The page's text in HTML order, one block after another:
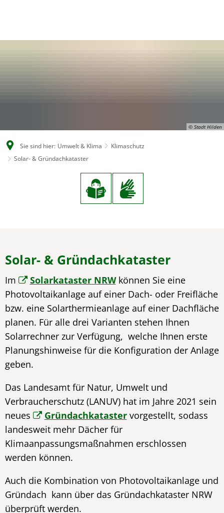
CS
© Stadt Hilden
Sie sind hier: Umwelt & Klima
Klimaschutz
Solar- & Gründachkataster
Solar- & Gründachkataster
Im Solarkataster NRWkönnen Sie eine
Photovoltaikanlage auf einer Dach- oder Freifläche
bzw. eine Solarthermieanlage auf einer Dachfläche
planen. Für alle drei Varianten stehen Ihnen
Solarrechner zur Verfügung, welche Ihnen erste
Planungshinweise für die Konfiguration der Anlage
geben.
Das Landesamt für Natur, Umwelt und
Verbraucherschutz (LANUV) hat im Jahre 2021 sein
neues
Gründachkatastervorgestellt, sodass
landesweit mehr Dächer für
Klimaanpassungsmaßnahmen erschlossen
werden können.
Auch die Kombination von Photovoltaikanlage und
Gründach kann über das Gründachkataster NRW
überprüft werden.